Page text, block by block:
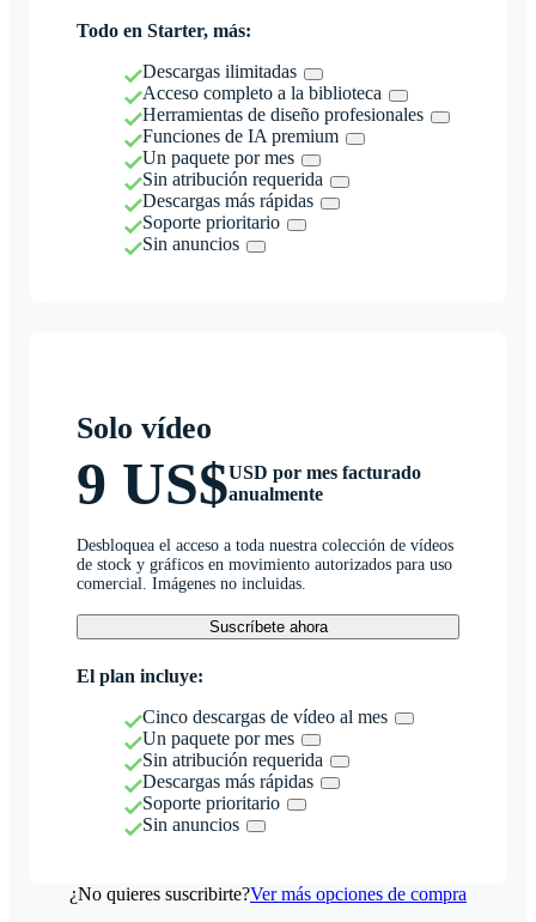
Todo en Starter, más:
Descargas ilimitadas
Acceso completo a la biblioteca
Herramientas de diseño profesionales
Funciones de IA premium
Un paquete por mes
Sin atribución requerida
Descargas más rápidas
Soporte prioritario
Sin anuncios
Solo vídeo
9 US$USD por mes facturado
anualmente
Desbloquea el acceso a toda nuestra colección de vídeos
de stock y gráficos en movimiento autorizados para uso
comercial. Imágenes no incluidas.
Suscríbete ahora
El plan incluye:
Cinco descargas de vídeo al mes
Un paquete por mes
Sin atribución requerida
Descargas más rápidas
Soporte prioritario
Sin anuncios
¿No quieres suscribirte?Ver más opciones de compra